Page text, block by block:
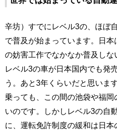
辛坊）すでにレベル3の、ほぼ
で普及が始まっています。日
の妨害工作でなかなか普及し
レベル3の車が日本国内でも発
う。あと3年くらいだと思いま
乗っても、この間の池袋や福
いのです。しかしレベル3の自
に、運転免許制度の緩和は日